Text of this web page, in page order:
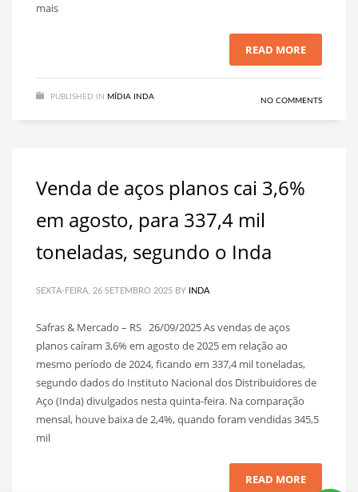
mais
READ MORE
PUBLISHED IN MÍDIA INDA NO COMMENTS
Venda de aços planos cai 3,6%
em agosto, para 337,4 mil
toneladas, segundo o Inda
SEXTA-FEIRA, 26 SETEMBRO 2025 BY INDA
Safras & Mercado – RS 26/09/2025 As vendas de aços
planos caíram 3,6% em agosto de 2025 em relação ao
mesmo período de 2024, ficando em 337,4 mil toneladas,
segundo dados do Instituto Nacional dos Distribuidores de
Aço (Inda) divulgados nesta quinta-feira. Na comparação
mensal, houve baixa de 2,4%, quando foram vendidas 345,5
mil
READ MORE